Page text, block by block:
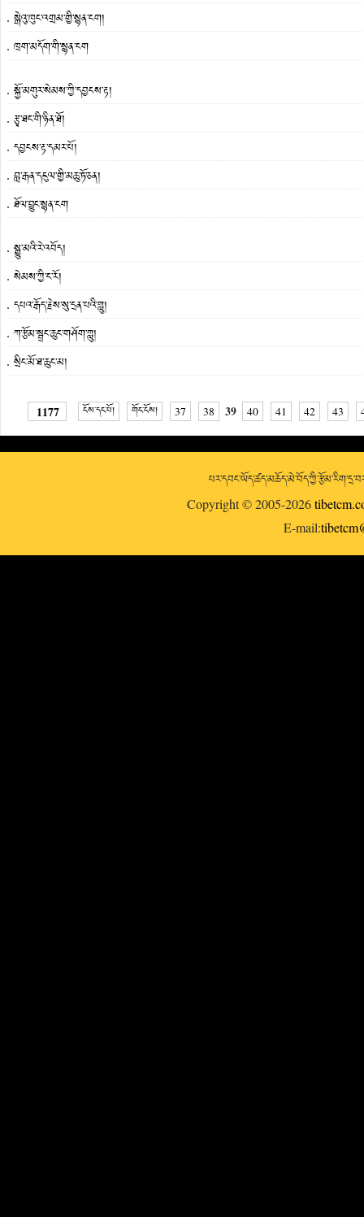
སྒེའུ་ཁུང་འགྲམ་གྱི་སྙན་ངག།
ཁྲག་མདོག་གི་སྙན་ངག
སྐྱོ་མགུར་སེམས་ཀྱི་དབྱངས་རྟ།
རྩྭ་ཐང་གི་ཉིན་ཐོ།
དབྱངས་རྟ་དམར་པོ།
བླ་རྒན་དངུལ་གྱི་མཆུ་ཏོ་ཅན།
ཐོལ་བྱུང་སྙན་ངག
སྒྱུ་མའི་རེ་འབོད།
སེམས་ཀྱི་ང་རོ།
དཔའ་རྒོད་རྗེས་སུ་དྲན་པའི་གླུ།
ཀ་རྩོམ་སྦྲང་ཆུང་གཤོག་གླུ།
སྲིང་མོ་ཐ་ཆུང་མ།
1177 ངོས་དང་པོ། གོང་ངོས། 37 38 39 40 41 42 43
Copyright © 2005-2026
E-mail: